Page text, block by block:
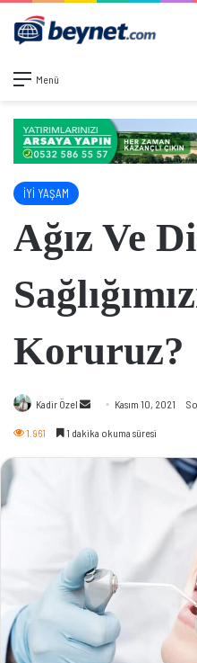
Menü
İYİ YAŞAM
Ağız Ve
Koruruz?
Kadir Özel
Bir
göndermek
Kasım 10, 2021
1.961 1 dakika okuma süresi